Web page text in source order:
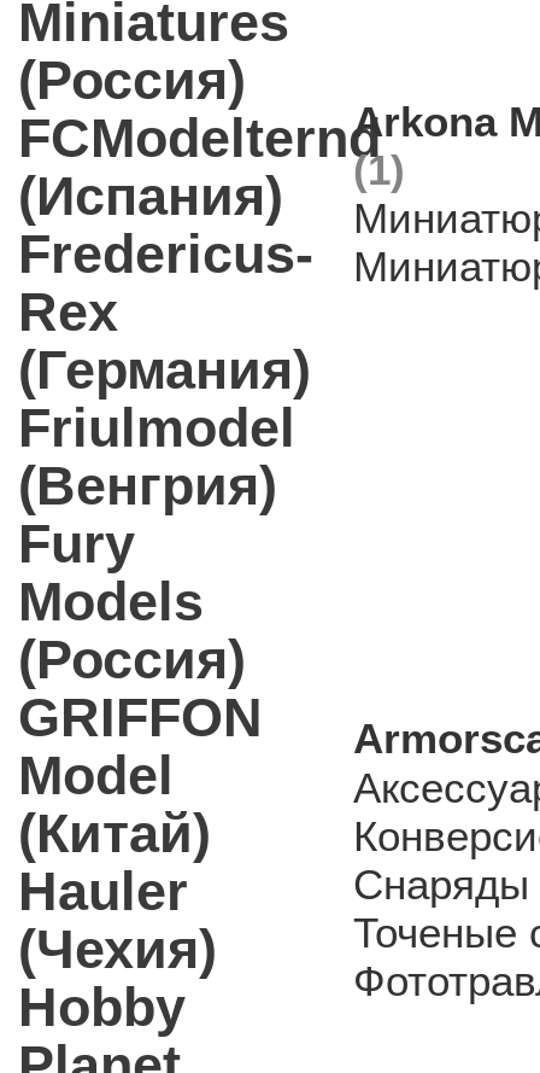
Miniatures
(Россия)
FCModelternd
(Испания)
Fredericus-
Rex
(Германия)
Friulmodel
(Венгрия)
Fury
Models
(Россия)
GRIFFON
Model
(Китай)
Hauler
(Чехия)
Hobby
Arkona
(1)
Снаряды
Точеные